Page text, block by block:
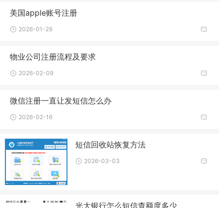
美国apple账号注册
2026-01-29
物业公司注册流程及要求
2026-02-09
微信注册一直让发短信怎么办
2026-02-16
短信回收站恢复方法
2026-03-03
光大银行怎么短信查额度多少